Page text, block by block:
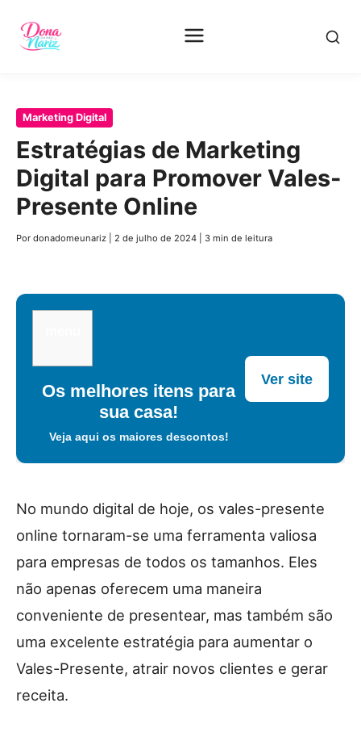
Pular
conteúdo
principal
Marketing Digital
Estratégias de Marketing
Digital para Promover Vales-
Presente Online
Por donadomeunariz 2 de julho de 2024 3 min de leitura
Os melhores itens para
sua casa!
Veja aqui os maiores descontos!
Ver site
No mundo digital de hoje, os vales-presente
online tornaram-se uma ferramenta valiosa
para empresas de todos os tamanhos. Eles
não apenas oferecem uma maneira
conveniente de presentear, mas também são
uma excelente estratégia para aumentar o
Vales-Presente, atrair novos clientes e gerar
receita.